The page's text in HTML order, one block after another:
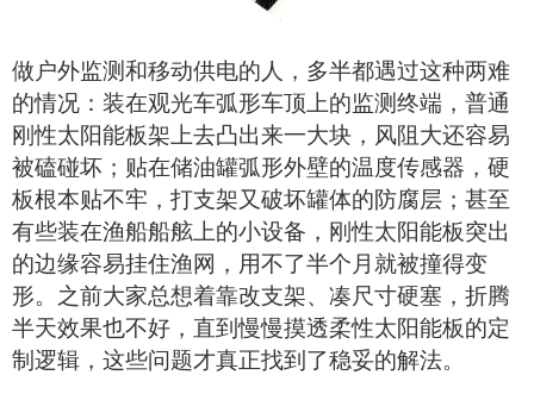
做户外监测和移动供电的人，多半都遇过这种两难
的情况：装在观光车弧形车顶上的监测终端，普通
刚性太阳能板架上去凸出来一大块，风阻大还容易
被磕碰坏；贴在储油罐弧形外壁的温度传感器，硬
板根本贴不牢，打支架又破坏罐体的防腐层；甚至
有些装在渔船船舷上的小设备， 刚性太阳能板突出
的边缘容易挂住渔网，用不了半个月就被撞得变
形。之前大家总想着靠改支架、凑尺寸硬塞，折腾
半天效果也不好，直到慢慢摸透柔性太阳能板的定
制逻辑，这些问题才真正找到了稳妥的解法。